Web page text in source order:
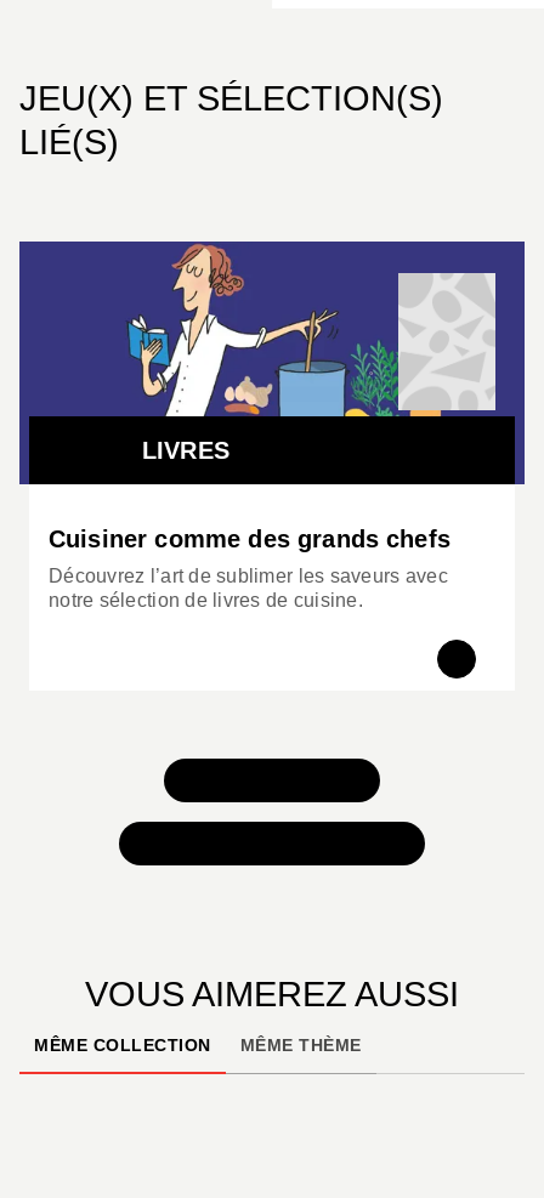
JEU(X) ET SÉLECTION(S)
LIÉ(S)
LIVRES
Cuisiner comme des grands chefs
Découvrez l’art de sublimer les saveurs avec
notre sélection de livres de cuisine.
VOUS AIMEREZ AUSSI
MÊME COLLECTION MÊME THÈME